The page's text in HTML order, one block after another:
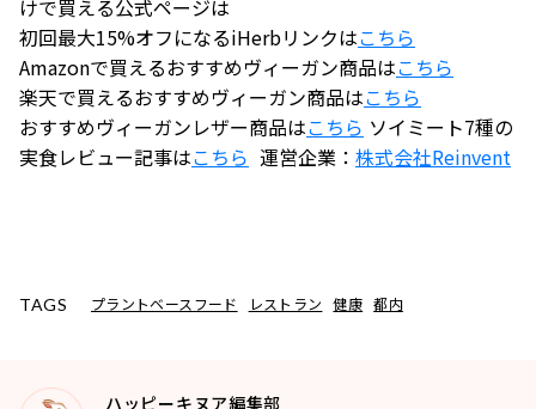
けで買える公式ページは
初回最大15%オフになるiHerbリンクはこちら
Amazonで買えるおすすめヴィーガン商品はこちら
楽天で買えるおすすめヴィーガン商品はこちら
おすすめヴィーガンレザー商品はこちら ソイミート7種の
実食レビュー記事はこちら 運営企業： 株式会社Reinvent
TAGS プラントベースフード レストラン 健康 都内
ハッピーキヌア編集部